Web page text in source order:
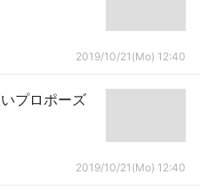
2019/10/21(Mo) 12:40
プロポーズ
2019/10/21(Mo) 12:40